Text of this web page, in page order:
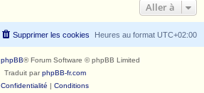
Aller à
Heures au format UTC+02:00
Supprimer les cookies
phpBB® Forum Software © phpBB Limited
Traduit parphpBB-fr.com
Confidentialité | Conditions